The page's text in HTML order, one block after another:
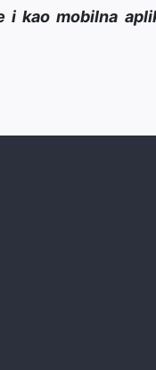
i kao mobilna